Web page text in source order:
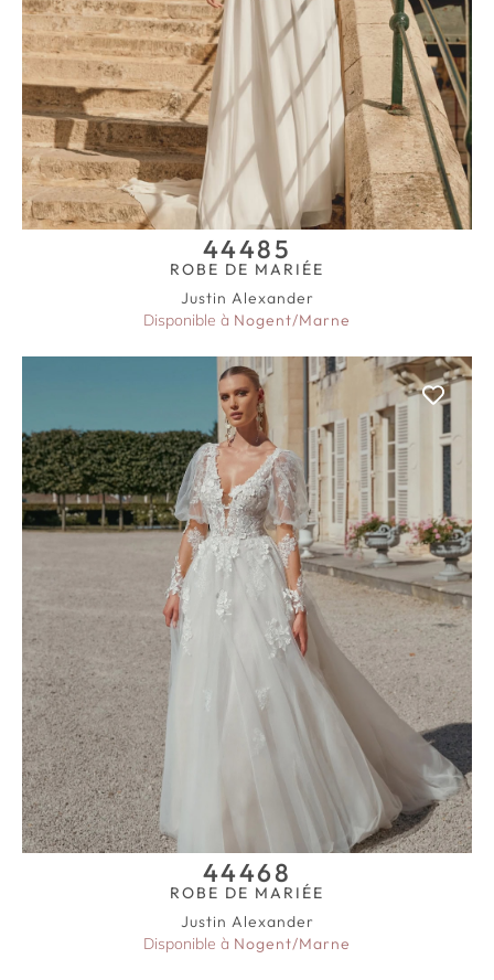
44485
ROBE DE MARIÉE
Justin Alexander
Disponible à Nogent/Marne
44468
ROBE DE MARIÉE
Justin Alexander
Disponible à Nogent/Marne